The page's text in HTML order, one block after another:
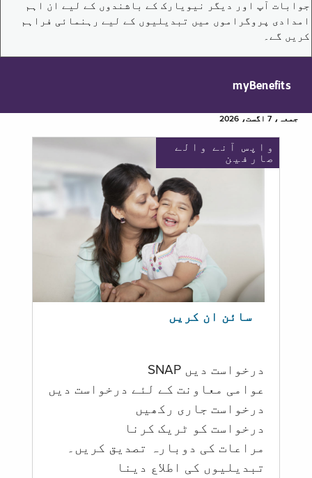
جوابات آپ اور دیگر نیویارک کے باشندوں کے لیے ان اہم
امدادی پروگراموں میں تبدیلیوں کے لیے رہنمائی فراہم
کریں گے۔
myBenefits
جمعہ، 7 اگست، 2026
واپس آنے والے
صارفین
سائن ان کریں
درخواست دیں SNAP
عوامی معاونت کے لئے درخواست دیں
درخواست جاری رکھیں
درخواست کو ٹریک کرنا
مراعات کی دوبارہ تصدیق کریں۔
تبدیلیوں کی اطلاع دینا